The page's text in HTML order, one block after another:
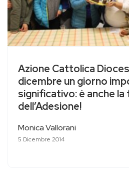
Azione Cattolica
dicembre un giorno
significativo: è anche
dell’Adesione!
Monica Vallorani
5 Dicembre 2014